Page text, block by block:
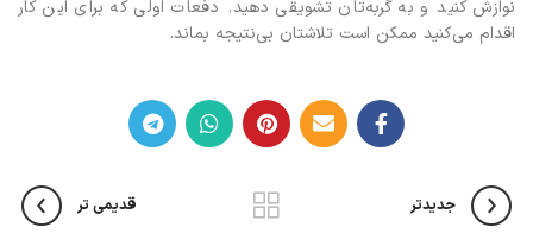
نوازش کنید و به گربه‌تان تشویقی دهید. دفعات اولی که برای این کار
اقدام می‌کنید ممکن است تلاشتان بی‌نتیجه بماند.
جدیدتر قدیمی تر